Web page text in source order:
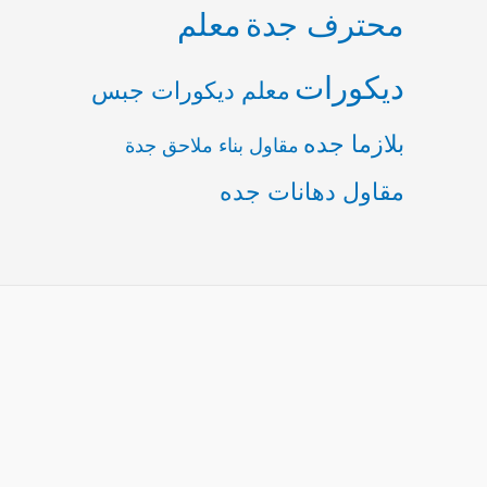
محترف جدة معلم
ديكورات معلم ديكورات جبس
بلازما جده مقاول بناء ملاحق جدة
مقاول دهانات جده